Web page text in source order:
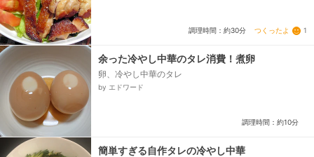
調理時間：約30分 つくったよ 1
余った冷やし中華のタレ消費！煮卵
卵、冷やし中華のタレ
by エドワード
調理時間：約10分
簡単すぎる自作タレの冷やし中華